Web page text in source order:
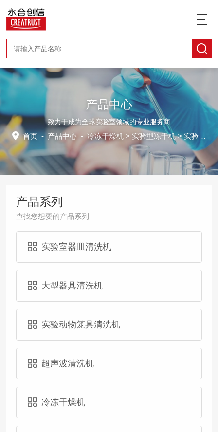
产品中心
致力于成为全球实验室领域的专业服务商
首页 - 产品中心 -冷冻干燥机 > 实验型冻干机> 实验室冷冻干燥机CTFD-10S
产品系列
查找您想要的产品系列
实验室器皿清洗机
大型器具清洗机
实验动物笼具清洗机
超声波清洗机
冷冻干燥机